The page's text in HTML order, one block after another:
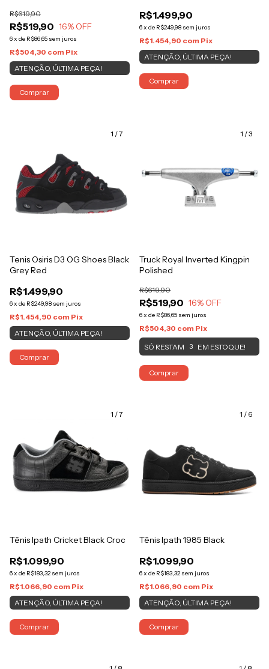
R$519,90
R$619,90
16% OFF
6x de R$86,65 sem juros
R$504,30 com Pix
ATENÇÃO, ÚLTIMA PEÇA!
Comprar
R$1.499,90
6x de R$249,98 sem juros
R$1.454,90 com Pix
ATENÇÃO, ÚLTIMA PEÇA!
Comprar
1 /7
Tenis Osiris D3 OG Shoes Black
Grey Red
R$1.499,90
6x de R$249,98 sem juros
R$1.454,90 com Pix
ATENÇÃO, ÚLTIMA PEÇA!
Comprar
1 /3
Truck Royal Inverted Kingpin
Polished
R$519,90
R$619,90
16% OFF
6x de R$86,65 sem juros
R$504,30 com Pix
SÓ RESTAM 3 EM ESTOQUE!
Comprar
1 /7
Tênis Ipath Cricket Black Croc
R$1.099,90
6x de R$183,32 sem juros
R$1.066,90 com Pix
ATENÇÃO, ÚLTIMA PEÇA!
Comprar
1 / 6
Tênis Ipath 1985 Black
R$1.099,90
6x de R$183,32 sem juros
R$1.066,90 com Pix
ATENÇÃO, ÚLTIMA PEÇA!
Comprar